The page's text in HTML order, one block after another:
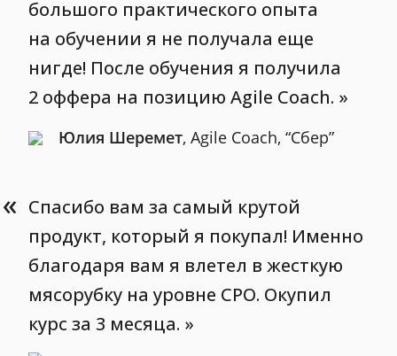
большого практического опыта
на обучении я не получала еще
нигде! После обучения я получила
2 оффера на позицию Agile Coach.
Юлия Шеремет, Agile Coach, “Сбер”
« Спасибо вам за самый крутой
продукт, который я покупал! Именно
благодаря вам я влетел в жесткую
мясорубку на уровне CPO. Окупил
курс за 3 месяца.